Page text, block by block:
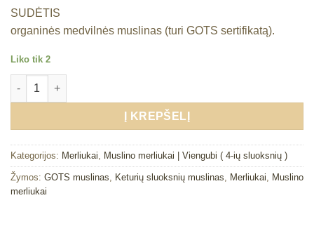
SUDĖTIS
organinės medvilnės muslinas (turi GOTS sertifikatą).
Liko tik 2
produkto kiekis: GOTS muslino merliukai (50x50cm) 3vnt.
Į KREPŠELĮ
Kategorijos: Merliukai Muslino merliukai | Viengubi ( 4-ių sluoksnių )
Žymos: GOTS muslinas Keturių sluoksnių muslinas Merliukai
Muslino
merliukai